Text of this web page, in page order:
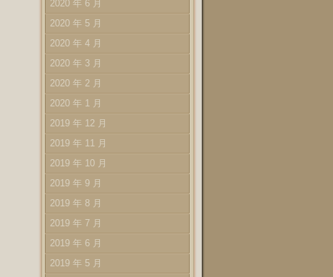
2020 年 6 月
2020 年 5 月
2020 年 4 月
2020 年 3 月
2020 年 2 月
2020 年 1 月
2019 年 12 月
2019 年 11 月
2019 年 10 月
2019 年 9 月
2019 年 8 月
2019 年 7 月
2019 年 6 月
2019 年 5 月